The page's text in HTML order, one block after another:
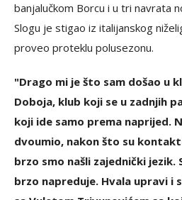
banjalučkom Borcu i u tri navrata
Slogu je stigao iz italijanskog
proveo proteklu polusezonu.
"Drago mi je što sam došao u
Doboja, klub koji se u zadnjih
koji ide samo prema naprijed.
dvoumio, nakon što su
brzo smo našli zajednički jezik.
brzo napreduje. Hvala upravi i